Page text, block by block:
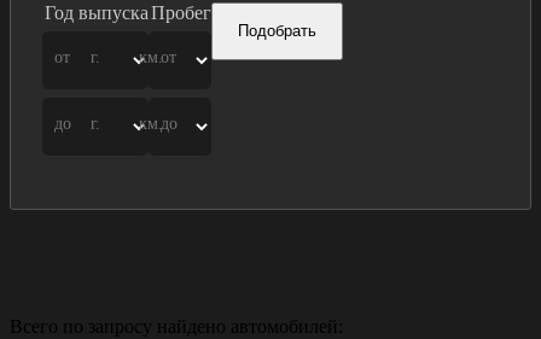
Год выпуска
от г.
до г.
Пробег
от
км.
до
км.
Подобрать
Всего по запросу найдено автомобилей: